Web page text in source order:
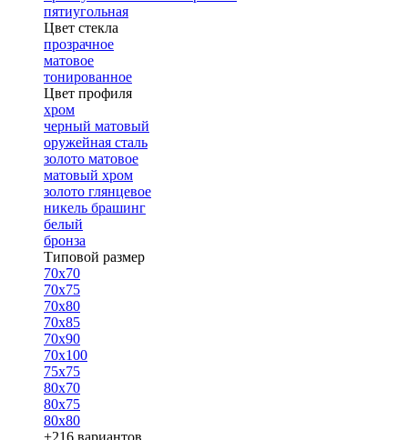
пятиугольная
Цвет стекла
прозрачное
матовое
тонированное
Цвет профиля
хром
черный матовый
оружейная сталь
золото матовое
матовый хром
золото глянцевое
никель брашинг
белый
бронза
Типовой размер
70х70
70х75
70х80
70х85
70х90
70х100
75х75
80х70
80х75
80х80
+216 вариантов